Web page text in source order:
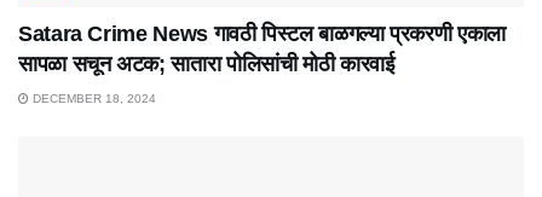
Satara Crime News गावठी पिस्टल बाळगल्या प्रकरणी एकाला
सापळा सचून अटक; सातारा पोलिसांची मोठी कारवाई
DECEMBER 18, 2024